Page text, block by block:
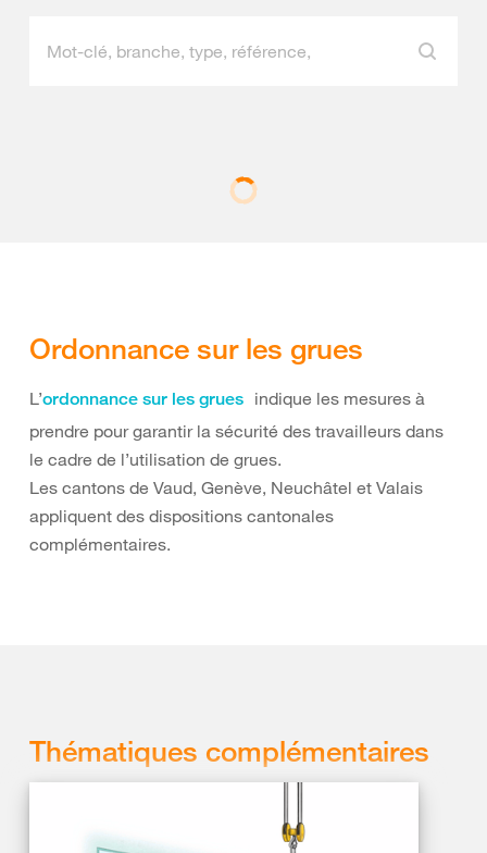
Ordonnance sur les grues
L’ordonnance sur les grues indique les mesures à
prendre pour garantir la sécurité des travailleurs dans
le cadre de l’utilisation de grues.
Les cantons de Vaud, Genève, Neuchâtel et Valais
appliquent des dispositions cantonales
complémentaires.
Thématiques complémentaires